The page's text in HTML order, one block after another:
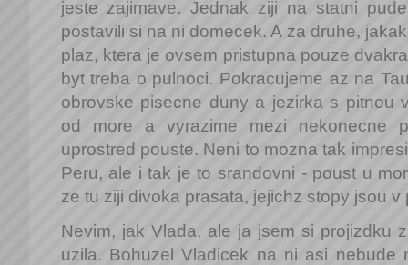
jeste zajimave. Jednak ziji na statni
postavili si na ni domecek. A za druhe,
plaz, ktera je ovsem pristupna pouze
byt treba o pulnoci. Pokracujeme az na
obrovske pisecne duny a jezirka s pitnou
od more a vyrazime mezi nekonecne
uprostred pouste. Neni to mozna tak
Peru, ale i tak je to srandovni - poust u
ze tu ziji divoka prasata, jejichz stopy jsou
Nevim, jak Vlada, ale ja jsem si projizdku
uzila. Bohuzel Vladicek na ni asi nebude